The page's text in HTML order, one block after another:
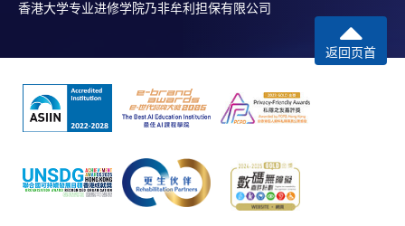
香港大学专业进修学院乃非牟利担保有限公司
返回页首